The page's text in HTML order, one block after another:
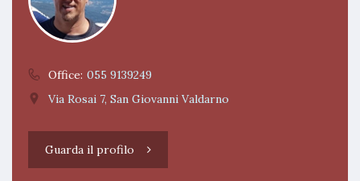
Office: 055 9139249
Via Rosai 7, San Giovanni Valdarno
Guarda il profilo